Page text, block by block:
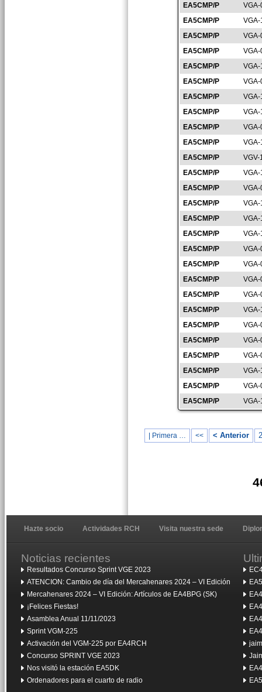
EA5CMP/P
EA5CMP/P
EA5CMP/P
EA5CMP/P
EA5CMP/P
EA5CMP/P
EA5CMP/P
VGA-
EA5CMP/P
EA5CMP/P
EA5CMP/P
EA5CMP/P
VGV-
EA5CMP/P
EA5CMP/P
EA5CMP/P
EA5CMP/P
EA5CMP/P
EA5CMP/P
EA5CMP/P
EA5CMP/P
EA5CMP/P
EA5CMP/P
EA5CMP/P
EA5CMP/P
EA5CMP/P
EA5CMP/P
EA5CMP/P
EA5CMP/P
| Primera … << < Anterior
Hazte socio Actividades RCH Visita nuestra sede
Noticias recientes
Resultados Concurso Sprint VGE 2023
ATENCION: Cambio de día del Mercahenares 2024 – VI Edición
Mercahenares 2024 – VI Edición: Artículos de EA4BPG (SK)
¡Felices Fiestas!
Asamblea Anual 11/11/2023
Sprint VGM-225
Activación del VGM-225 por EA4RCH
Concurso SPRINT VGE 2023
Nos visitó la estación EA5DK
Ordenadores para el cuarto de radio